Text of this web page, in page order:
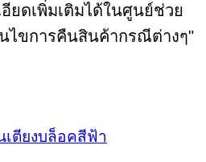
ยดเพิ่มเติมได้ในศูนย์ช่วย
นไขการคืนสินค้ากรณีต่างๆ"